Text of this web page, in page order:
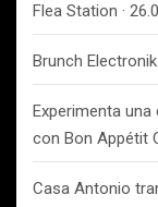
Flea Station ·
Brunch
Experimenta
con Bon Appétit
Casa Antonio